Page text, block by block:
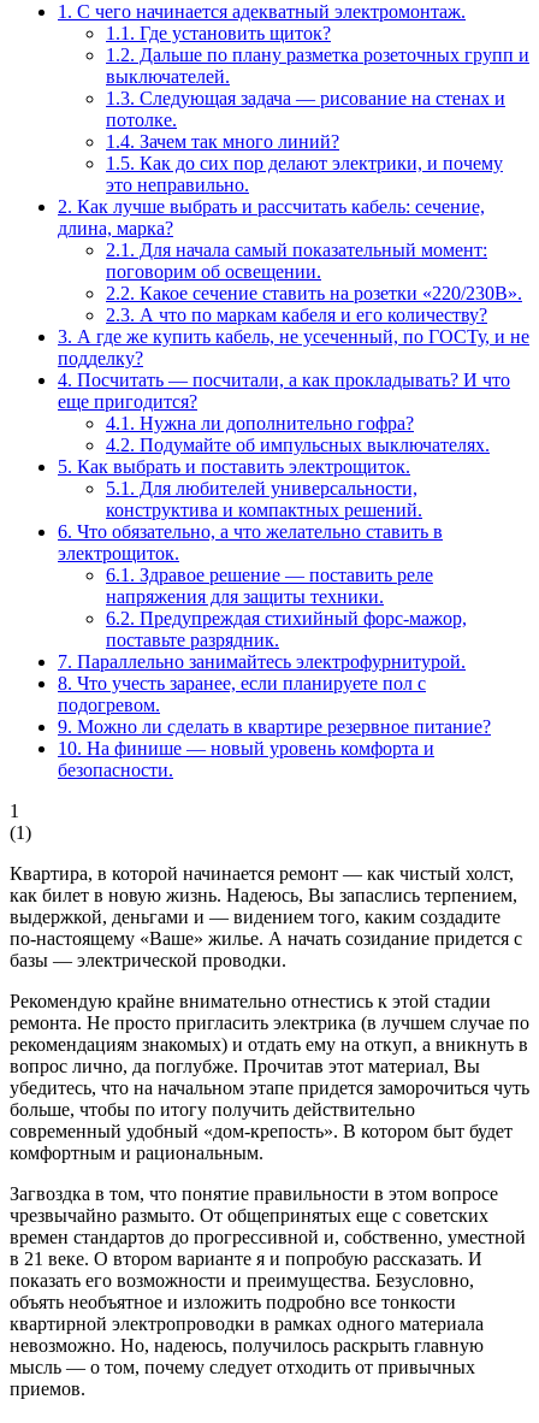
1. С чего начинается адекватный электромонтаж.
1.1. Где установить щиток?
1.2. Дальше по плану разметка розеточных групп и
выключателей.
1.3. Следующая задача — рисование на стенах и
потолке.
1.4. Зачем так много линий?
1.5. Как до сих пор делают электрики, и почему
это неправильно.
2. Как лучше выбрать и рассчитать кабель: сечение,
длина, марка?
2.1. Для начала самый показательный момент:
поговорим об освещении.
2.2. Какое сечение ставить на розетки «220/230В».
2.3. А что по маркам кабеля и его количеству?
3. А где же купить кабель, не усеченный, по ГОСТу, и не
подделку?
4. Посчитать — посчитали, а как прокладывать? И что
еще пригодится?
4.1. Нужна ли дополнительно гофра?
4.2. Подумайте об импульсных выключателях.
5. Как выбрать и поставить электрощиток.
5.1. Для любителей универсальности,
конструктива и компактных решений.
6. Что обязательно, а что желательно ставить в
электрощиток.
6.1. Здравое решение — поставить реле
напряжения для защиты техники.
6.2. Предупреждая стихийный форс-мажор,
поставьте разрядник.
7. Параллельно занимайтесь электрофурнитурой.
8. Что учесть заранее, если планируете пол с
подогревом.
9. Можно ли сделать в квартире резервное питание?
10. На финише — новый уровень комфорта и
безопасности.
1
(1)
Квартира, в которой начинается ремонт — как чистый холст,
как билет в новую жизнь. Надеюсь, Вы запаслись терпением,
выдержкой, деньгами и — видением того, каким создадите
по-настоящему «Ваше» жилье. А начать созидание придется с
базы — электрической проводки.
Рекомендую крайне внимательно отнестись к этой стадии
ремонта. Не просто пригласить электрика (в лучшем случае по
рекомендациям знакомых) и отдать ему на откуп, а вникнуть в
вопрос лично, да поглубже. Прочитав этот материал, Вы
убедитесь, что на начальном этапе придется заморочиться чуть
больше, чтобы по итогу получить действительно
современный удобный «дом-крепость». В котором быт будет
комфортным и рациональным.
Загвоздка в том, что понятие правильности в этом вопросе
чрезвычайно размыто. От общепринятых еще с советских
времен стандартов до прогрессивной и, собственно, уместной
в 21 веке. О втором варианте я и попробую рассказать. И
показать его возможности и преимущества. Безусловно,
объять необъятное и изложить подробно все тонкости
квартирной электропроводки в рамках одного материала
невозможно. Но, надеюсь, получилось раскрыть главную
мысль — о том, почему следует отходить от привычных
приемов.